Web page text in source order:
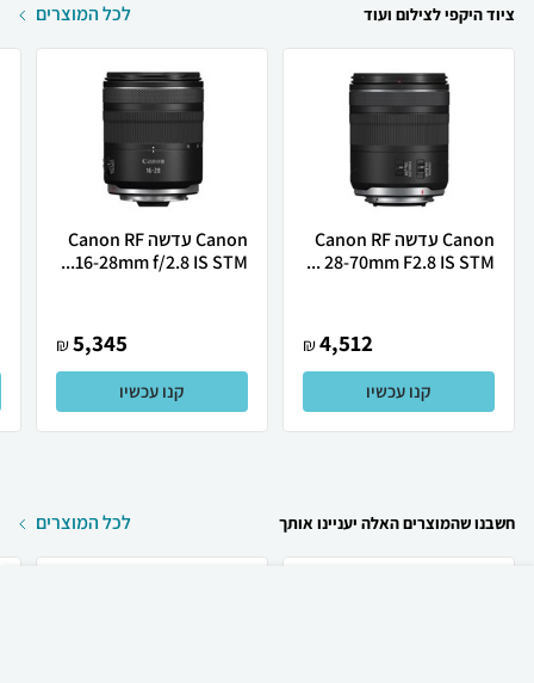
ציוד היקפי לצילום ועוד לכל המוצרים
Canon עדשה Canon RF
28-70mm F2.8 IS STM ...
4,512
₪
קנו עכשיו
Canon עדשה Canon RF
16-28mm f/2.8 IS STM...
5,345
₪
קנו עכשיו
חשבנו שהמוצרים האלה יעניינו אותך לכל המוצרים